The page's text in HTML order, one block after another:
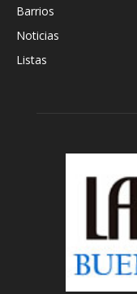
Barrios
Noticias
Listas